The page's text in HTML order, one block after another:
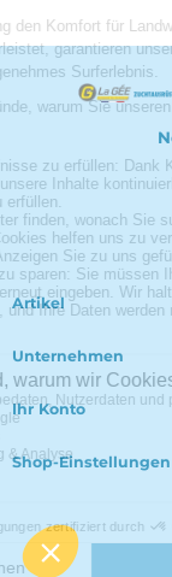
Artikel
Unternehmen
Ihr Konto
Shop-Einstellungen
menu
©